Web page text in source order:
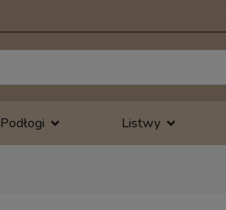
Podłogi Listwy